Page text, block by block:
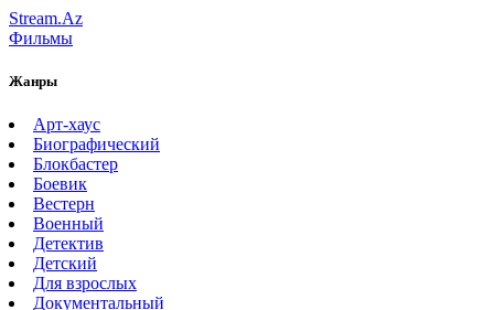
Stream.Az
Фильмы
Жанры
Арт-хаус
Биографический
Блокбастер
Боевик
Вестерн
Военный
Детектив
Детский
Для взрослых
Документальный